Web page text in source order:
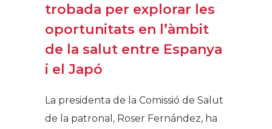
trobada per explorar les
oportunitats en l’àmbit
de la salut entre Espanya
i el Japó
La presidenta de la Comissió de Salut
de la patronal, Roser Fernández, ha